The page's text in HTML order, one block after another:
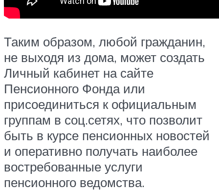
Таким образом, любой гражданин,
не выходя из дома, может создать
Личный кабинет на сайте
Пенсионного Фонда или
присоединиться к официальным
группам в соц.сетях, что позволит
быть в курсе пенсионных новостей
и оперативно получать наиболее
востребованные услуги
пенсионного ведомства.